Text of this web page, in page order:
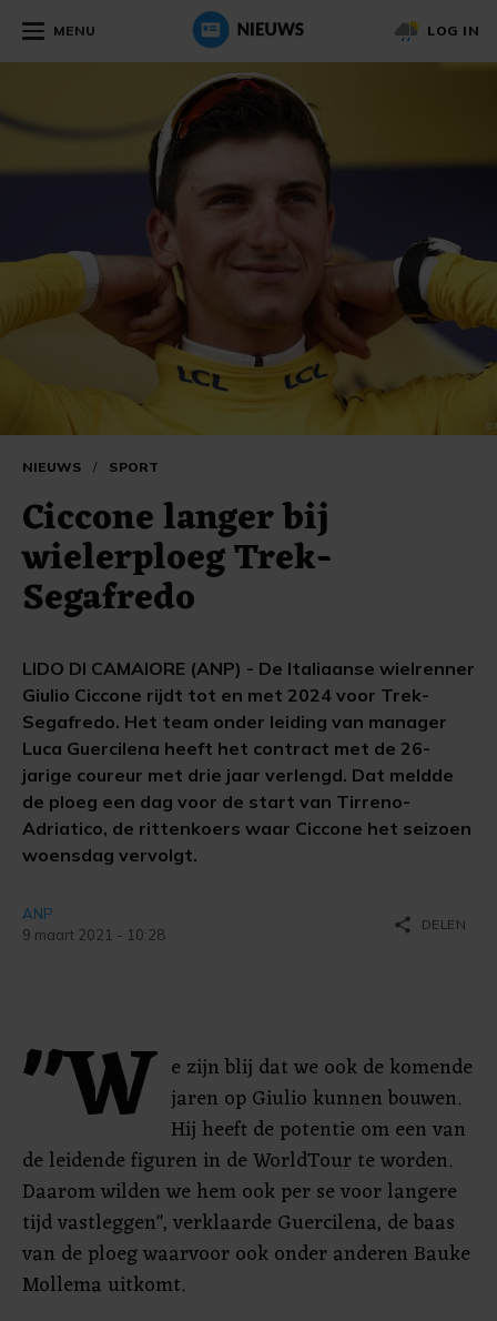
MENU LOG IN
NIEUWS / SPORT
Ciccone langer bij
wielerploeg Trek-
Segafredo
LIDO DI CAMAIORE (ANP) - De Italiaanse wielrenner
Giulio Ciccone rijdt tot en met 2024 voor Trek-
Segafredo. Het team onder leiding van manager
Luca Guercilena heeft het contract met de 26-
jarige coureur met drie jaar verlengd. Dat meldde
de ploeg een dag voor de start van Tirreno-
Adriatico, de rittenkoers waar Ciccone het seizoen
woensdag vervolgt.
ANP
9 maart 2021 - 10:28
share DELEN
"W e zijn blij dat we ook de komende
jaren op Giulio kunnen bouwen.
Hij heeft de potentie om een van
de leidende figuren in de WorldTour te worden.
Daarom wilden we hem ook per se voor langere
tijd vastleggen", verklaarde Guercilena, de baas
van de ploeg waarvoor ook onder anderen Bauke
Mollema uitkomt.